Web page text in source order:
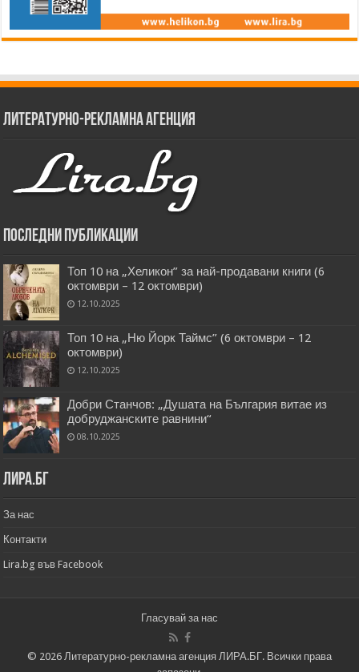
Литературно-рекламна агенция
Последни публикации
Топ 10 на „Хеликон” за най-продавани книги (6
октомври – 12 октомври)
12.10.2025
Топ 10 на „Ню Йорк Таймс” (6 октомври – 12
октомври)
12.10.2025
Добри Станчов: „Душата на България витае из
добруджанските равнини“
08.10.2025
Лира.бг
За нас
Контакти
Lira.bg във Facebook
Гласувай за нас
© 2026 Литературно-рекламна агенция ЛИРА.БГ. Всички права